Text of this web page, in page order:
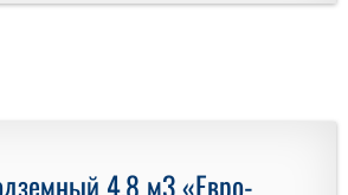
4,8 м3 «Евро-